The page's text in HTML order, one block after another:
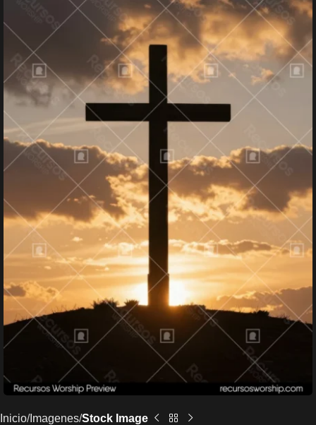
Inicio Imagenes Stock Image